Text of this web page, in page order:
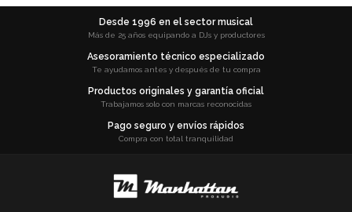
Desde 1996 en el sector musical
Más de 25 años equipando a DJs y productores
Asesoramiento técnico especializado
Te ayudamos antes y después de tu compra
Productos originales y garantía oficial
Trabajamos solo con marcas reconocidas
Pago seguro y envíos rápidos
Compra con total tranquilidad